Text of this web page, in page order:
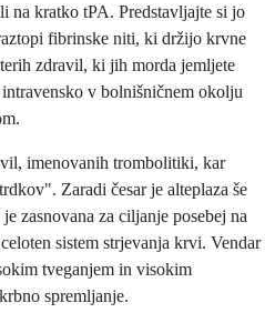
na kratko tPA. Predstavljajte si jo
fibrinske niti, ki držijo krvne
zdravil, ki jih morda jemljete
v bolnišničnem okolju
imenovanih trombolitiki, kar
Zaradi česar je alteplaza še
zasnovana za ciljanje posebej na
sistem strjevanja krvi. Vendar
tveganjem in visokim
spremljanje.